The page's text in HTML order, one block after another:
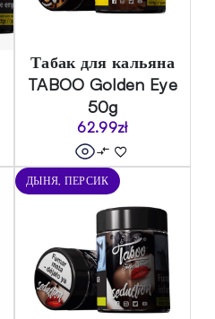
Табак для кальяна
TABOO Golden Eye
50g
62.99zł
ДЫНЯ, ПЕРСИК